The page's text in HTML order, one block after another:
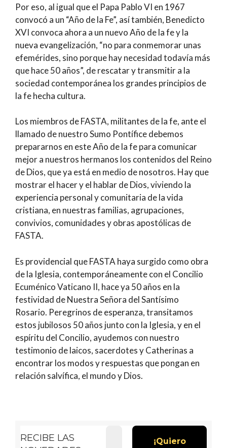
Por eso, al igual que el Papa Pablo VI en 1967
convocó a un “Año de la Fe”, así también, Benedicto
XVI convoca ahora a un nuevo Año de la fe y la
nueva evangelización, “no para conmemorar unas
efemérides, sino porque hay necesidad todavía más
que hace 50 años”, de rescatar y transmitir a la
sociedad contemporánea los grandes principios de
la fe hecha cultura.
Los miembros de FASTA, militantes de la fe, ante el
llamado de nuestro Sumo Pontífice debemos
prepararnos en este Año de la fe para comunicar
mejor a nuestros hermanos los contenidos del Reino
de Dios, que ya está en medio de nosotros. Hay que
mostrar el hacer y el hablar de Dios, viviendo la
experiencia personal y comunitaria de la vida
cristiana, en nuestras familias, agrupaciones,
convivios, comunidades y obras apostólicas de
FASTA.
Es providencial que FASTA haya surgido como obra
de la Iglesia, contemporáneamente con el Concilio
Ecuménico Vaticano II, hace ya 50 años en la
festividad de Nuestra Señora del Santísimo
Rosario. Peregrinos de esperanza, transitamos
estos jubilosos 50 años junto con la Iglesia, y en el
espíritu del Concilio, ayudemos con nuestro
testimonio de laicos, sacerdotes y Catherinas a
encontrar los modos y respuestas que pongan en
relación salvífica, el mundo y Dios.
RECIBE LAS